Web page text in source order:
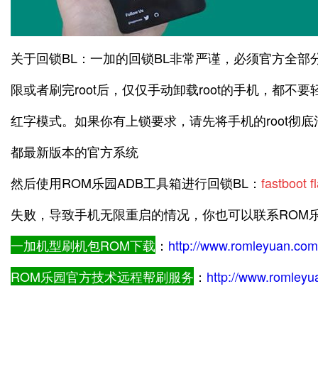
关于回锁BL：一加的回锁BL非常严谨，必须官方全
限或者刷完root后，仅仅手动卸载root的手机，都不
红字模式。如果你有上锁要求，请先将手机的root彻
都最新版本的官方系统
然后使用ROM乐园ADB工具箱进行回锁BL： fastboot
失败，导致手机无限重启的情况，你也可以联系ROM
一加机型刷机包ROM下载 ： http://
ROM乐园官方技术远程帮刷服务 ： http://